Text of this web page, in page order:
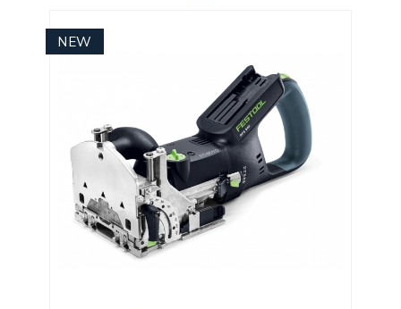
受控制地加速旋轉，從而保證無刮痕啟動，並為您節
省昂貴的返工成本
＊高效磨料： 三角砂紙，可將砂紙尖端撕下重複使